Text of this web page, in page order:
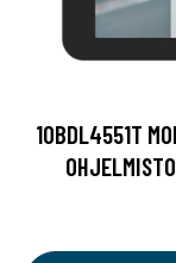
10BDL4551T